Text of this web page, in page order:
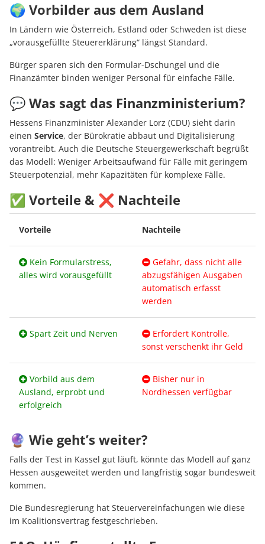
🌍 Vorbilder aus dem Ausland
In Ländern wie Österreich, Estland oder Schweden ist diese
„vorausgefüllte Steuererklärung“ längst Standard.
Bürger sparen sich den Formular-Dschungel und die
Finanzämter binden weniger Personal für einfache Fälle.
💬 Was sagt das Finanzministerium?
Hessens Finanzminister Alexander Lorz (CDU) sieht darin
einen Service, der Bürokratie abbaut und Digitalisierung
vorantreibt. Auch die Deutsche Steuergewerkschaft begrüßt
das Modell: Weniger Arbeitsaufwand für Fälle mit geringem
Steuerpotenzial, mehr Kapazitäten für komplexe Fälle.
✅ Vorteile & ❌ Nachteile
Vorteile Nachteile
Kein Formularstress,
alles wird vorausgefüllt
Gefahr, dass nicht alle
abzugsfähigen Ausgaben
automatisch erfasst
werden
Spart Zeit und Nerven
Erfordert Kontrolle,
sonst verschenkt ihr Geld
Vorbild aus dem
Ausland, erprobt und
erfolgreich
Bisher nur in
Nordhessen verfügbar
🔮 Wie geht’s weiter?
Falls der Test in Kassel gut läuft, könnte das Modell auf ganz
Hessen ausgeweitet werden und langfristig sogar bundesweit
kommen.
Die Bundesregierung hat Steuervereinfachungen wie diese
im Koalitionsvertrag festgeschrieben.